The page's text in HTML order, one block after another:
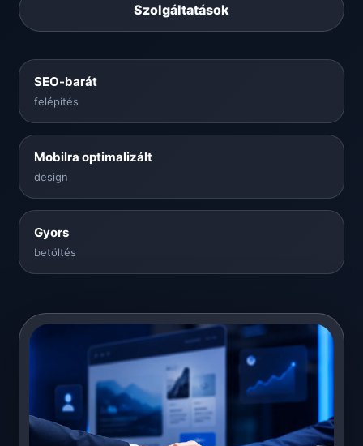
Szolgáltatások
SEO-barát
felépítés
Mobilra optimalizált
design
Gyors
betöltés